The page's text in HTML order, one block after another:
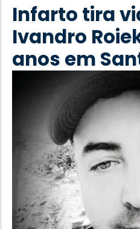
Destaque
Esporte
Geral
Paraná
Política
Santa Helena e Região
Saúde e Bem-Estar
Infarto tira
Ivandro
anos em